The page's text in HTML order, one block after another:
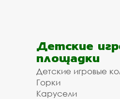
Детские
площадки
Детские игровые
Горки
Карусели